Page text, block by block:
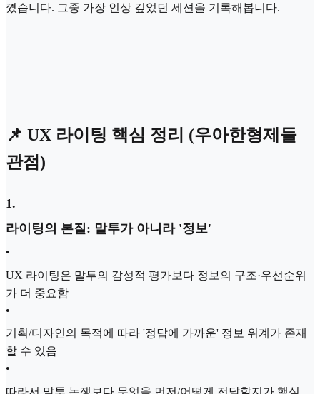
꼈습니다. 그중 가장 인상 깊었던 세션을 기록해봅니다.
📌 UX 라이팅 핵심 정리 (우아한형제들
관점)
1.
라이팅의 본질: 말투가 아니라 '정보'
•
UX 라이팅은 말투의 감성적 평가보다 정보의 구조·우선순위
가 더 중요함
•
기획/디자인의 목적에 따라 '정답에 가까운' 정보 위계가 존재
할 수 있음
•
따라서 말투 논쟁보다 무엇을 먼저/어떻게 전달할지가 핵심